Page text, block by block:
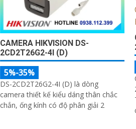
CAMERA HIKVISION DS-
2CD2T26G2-4I (D)
5%-35%
DS-2CD2T26G2-4I (D) là dòng
camera thiết kế kiểu dáng thân chắc
chắn, ống kính có độ phân giải 2